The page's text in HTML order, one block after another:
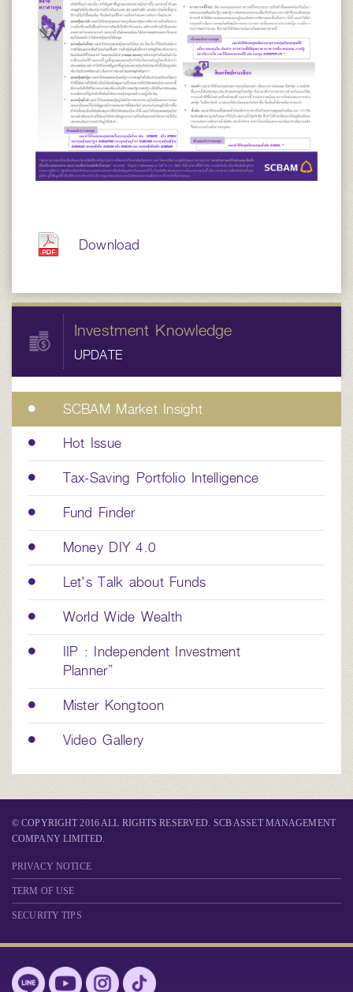
Download
Investment Knowledge
UPDATE
SCBAM Market Insight
Hot Issue
Tax-Saving Portfolio Intelligence
Fund Finder
Money DIY 4.0
Let's Talk about Funds
World Wide Wealth
IIP : Independent Investment
Planner”
Mister Kongtoon
Video Gallery
© COPYRIGHT 2016 ALL RIGHTS RESERVED. SCB ASSET MANAGEMENT
COMPANY LIMITED.
PRIVACY NOTICE
TERM OF USE
SECURITY TIPS